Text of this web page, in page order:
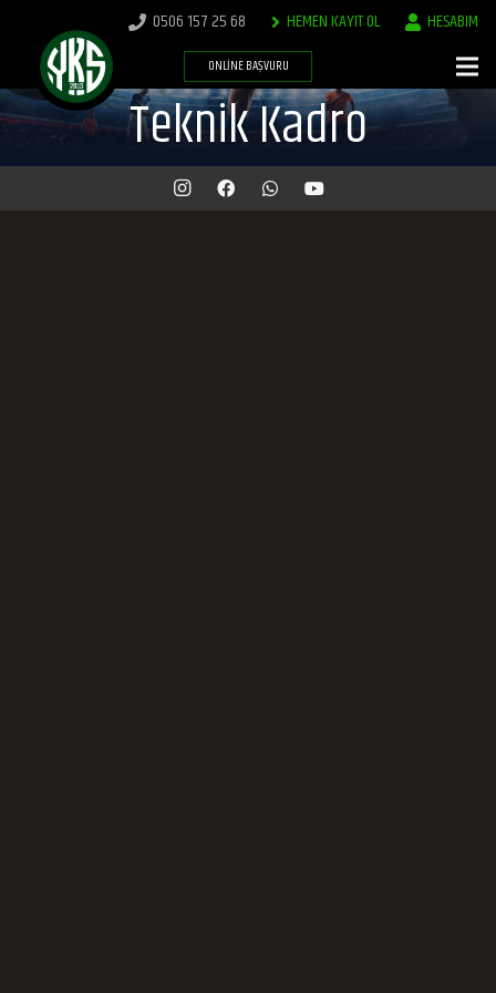
0506 157 25 68 HEMEN KAYIT OL HESABIM
ONLINE BAŞVURU
Teknik Kadro